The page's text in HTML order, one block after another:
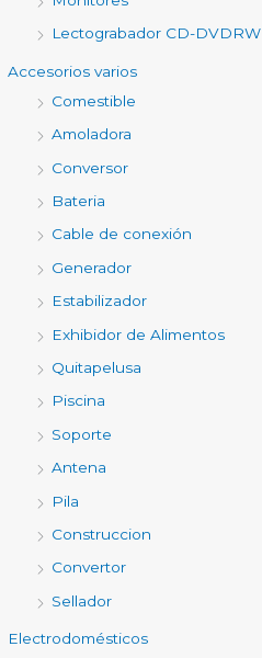
Lectograbador CD-DVDRW
Accesorios varios
Comestible
Amoladora
Conversor
Bateria
Cable de conexión
Generador
Estabilizador
Exhibidor de Alimentos
Quitapelusa
Piscina
Soporte
Antena
Pila
Construccion
Convertor
Sellador
Electrodomésticos